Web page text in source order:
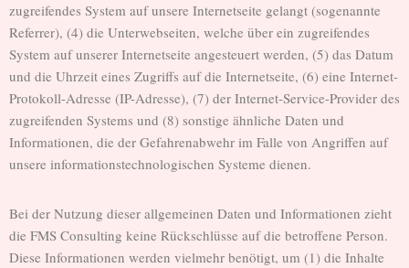
zugreifendes System auf unsere Internetseite gelangt (sogenannte
Referrer), (4) die Unterwebseiten, welche über ein zugreifendes
System auf unserer Internetseite angesteuert werden, (5) das Datum
und die Uhrzeit eines Zugriffs auf die Internetseite, (6) eine Internet-
Protokoll-Adresse (IP-Adresse), (7) der Internet-Service-Provider des
zugreifenden Systems und (8) sonstige ähnliche Daten und
Informationen, die der Gefahrenabwehr im Falle von Angriffen auf
unsere informationstechnologischen Systeme dienen.
Bei der Nutzung dieser allgemeinen Daten und Informationen zieht
die FMS Consulting keine Rückschlüsse auf die betroffene Person.
Diese Informationen werden vielmehr benötigt, um (1) die Inhalte